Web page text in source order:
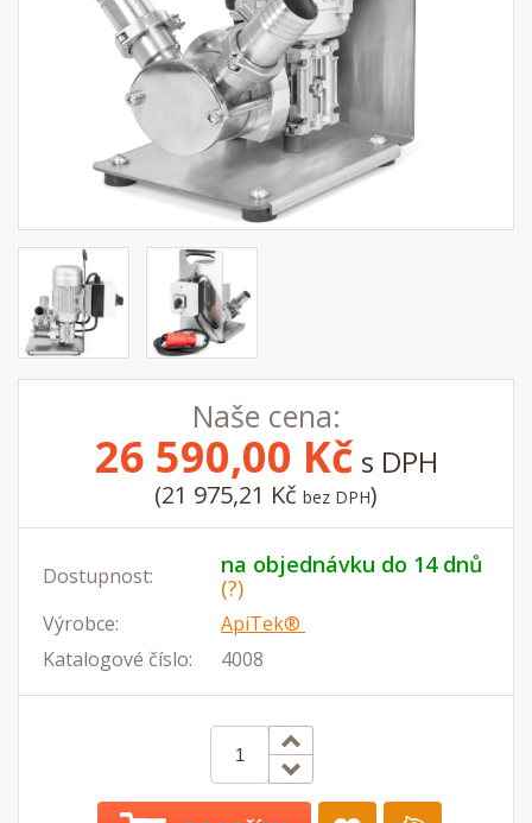
Naše cena:
26 590,00 Kč s DPH
(21 975,21 Kč bez DPH)
Dostupnost:
na objednávku do 14 dnů
(?)
Výrobce:
ApiTek®
Katalogové číslo:
4008